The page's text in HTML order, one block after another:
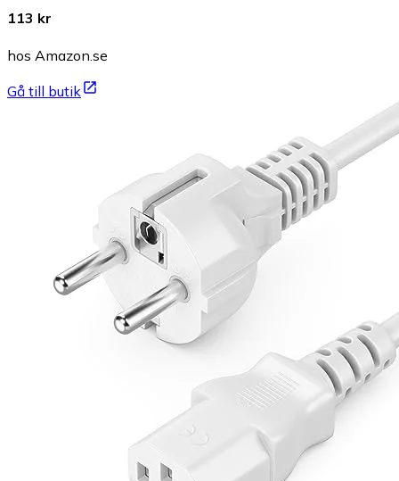
113 kr
hos Amazon.se
Gå till butik